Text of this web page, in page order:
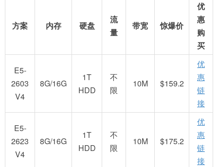
方案 内存 硬盘
流
量
带宽 惊爆价
优
惠
购
买
E5-
2603
V4
8G/16G
1T
HDD
不
限
10M $159.2
优
惠
链
接
E5-
2623
V4
8G/16G
1T
HDD
不
限
10M $175.2
优
惠
链
接